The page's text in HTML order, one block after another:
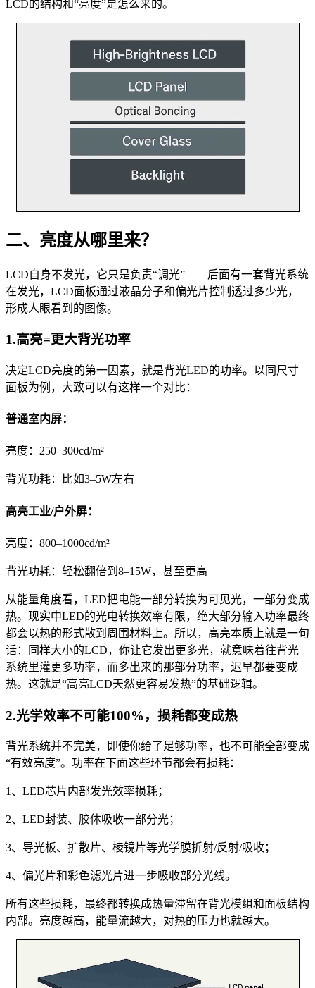
LCD的结构和“亮度”是怎么来的。
二、亮度从哪里来？
LCD自身不发光，它只是负责“调光”——后面有一套背光系统
在发光，LCD面板通过液晶分子和偏光片控制透过多少光，
形成人眼看到的图像。
1.高亮=更大背光功率
决定LCD亮度的第一因素，就是背光LED的功率。以同尺寸
面板为例，大致可以有这样一个对比：
普通室内屏：
亮度：250–300cd/m²
背光功耗：比如3–5W左右
高亮工业/户外屏：
亮度：800–1000cd/m²
背光功耗：轻松翻倍到8–15W，甚至更高
从能量角度看，LED把电能一部分转换为可见光，一部分变成
热。现实中LED的光电转换效率有限，绝大部分输入功率最终
都会以热的形式散到周围材料上。所以，高亮本质上就是一句
话：同样大小的LCD，你让它发出更多光，就意味着往背光
系统里灌更多功率，而多出来的那部分功率，迟早都要变成
热。这就是“高亮LCD天然更容易发热”的基础逻辑。
2.光学效率不可能100%，损耗都变成热
背光系统并不完美，即使你给了足够功率，也不可能全部变成
“有效亮度”。功率在下面这些环节都会有损耗：
1、LED芯片内部发光效率损耗；
2、LED封装、胶体吸收一部分光；
3、导光板、扩散片、棱镜片等光学膜折射/反射/吸收；
4、偏光片和彩色滤光片进一步吸收部分光线。
所有这些损耗，最终都转换成热量滞留在背光模组和面板结构
内部。亮度越高，能量流越大，对热的压力也就越大。